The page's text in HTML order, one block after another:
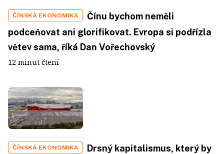
ČÍNSKÁ EKONOMIKA
Čínu bychom neměli
podceňovat ani glorifikovat. Evropa si podřízla
větev sama, říká Dan Vořechovský
12 minut čtení
ČÍNSKÁ EKONOMIKA
Drsný kapitalismus, který by